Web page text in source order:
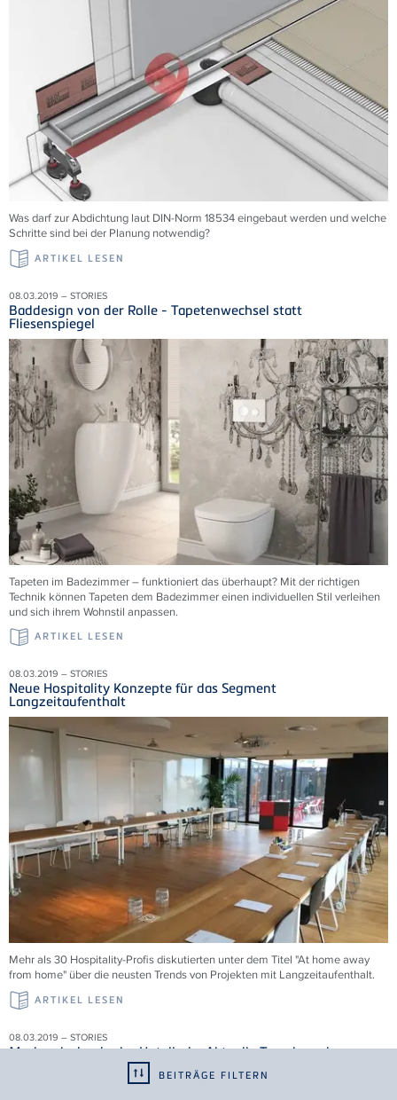
BEITRÄGE FILTERN
Was darf zur Abdichtung laut DIN-Norm 18534 eingebaut werden und welche
Schritte sind bei der Planung notwendig?
ARTIKEL LESEN
08.03.2019 – STORIES
Baddesign von der Rolle - Tapetenwechsel statt
Fliesenspiegel
Tapeten im Badezimmer – funktioniert das überhaupt? Mit der richtigen
Technik können Tapeten dem Badezimmer einen individuellen Stil verleihen
und sich ihrem Wohnstil anpassen.
ARTIKEL LESEN
08.03.2019 – STORIES
Neue Hospitality Konzepte für das Segment
Langzeitaufenthalt
Mehr als 30 Hospitality-Profis diskutierten unter dem Titel "At home away
from home" über die neusten Trends von Projekten mit Langzeitaufenthalt.
ARTIKEL LESEN
08.03.2019 – STORIES
Markendesign in der Hotellerie: Aktuelle Trends und